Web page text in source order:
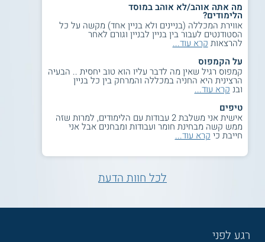
מה אתה אוהב/לא אוהב במוסד
הלימודים?
אווירת המכללה (בניינים ולא בניין אחד) מקשה על כל
הסטודנטים לעבור בין בניין לבניין וגורם לאחר
להרצאות קרא עוד...
על הקמפוס
קמפוס רגיל שאין מה לדבר עליו הוא טוב יחסית .. הבעיה
הרצינית היא החניה במכללה והמרחק בין כל בניין
ובנ קרא עוד...
טיפים
אישית אני משלבת 2 עבודות עם הלימודים, למרות שזה
ממש קשה מבחינת חומר ועבודות ומבחנים אבל אני
חייבת כי קרא עוד...
לכל חוות הדעת
רגע לפני